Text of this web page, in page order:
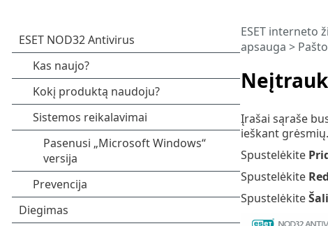
ESET interneto
apsauga >
Įrašai sąraše
ieškant
Spustelėkite
Spustelėkite
Spustelėkite